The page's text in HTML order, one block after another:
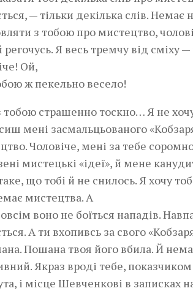
— тільки декілька слів. Немає
з тобою про мистецтво,
регочусь. Я весь тремчу від сміху
Ой,
ж пекельно весело!
страшенно тоскно… Я не
мені засмальцьованого
Чоловіче, мені за тебе
мистецькі «ідеї», й мене
що тобі й не снилось. Я хочу
мистецтва. А
воно не боїться нападів.
А ти вхопивсь за свого
Пошана твоя його вбила. Й
Якраз вроді тебе, показчиком
і місце Шевченкові в записках